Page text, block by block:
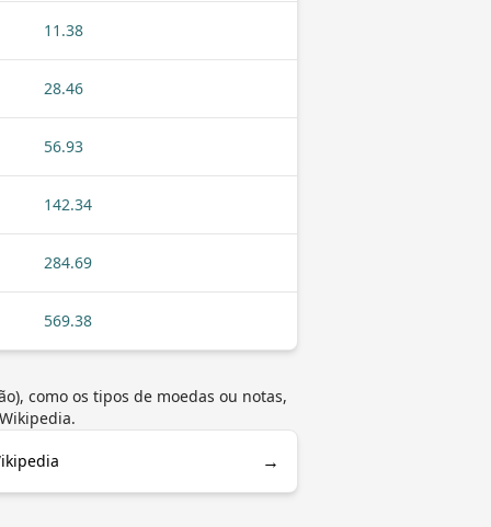
11.38
28.46
56.93
142.34
284.69
569.38
como os tipos de moedas ou notas,
→